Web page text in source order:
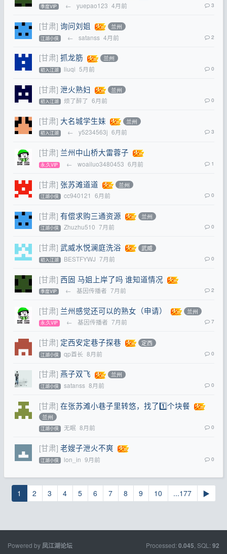
季度VIP ← yuepao123 4月前 3
[甘肃] 询问刘姐 兰州
江湖小侠 ← satanss 4月前 2
[甘肃] 抓龙筋 兰州
初入江湖 liuqi 5月前 0
[甘肃] 泄火熟妇 兰州
初入江湖 烦了醉了 6月前 0
[甘肃] 大名城学生妹 兰州
初入江湖 ← y5234563j 6月前 3
[甘肃] 兰州中山桥大雷蓉子
永,久VIP ← woailuo3480453 6月前 1
[甘肃] 张苏滩道道 兰州
江湖小侠 cc940121 6月前 0
[甘肃] 有偿求购三通资源 兰州
江湖小侠 Zhuzhu510 7月前 0
[甘肃] 武威水悦澜庭洗浴 武威
初入江湖 BESTFYWJ 7月前 0
[甘肃] 西固 马姐上岸了吗 谁知道情况
季度VIP ← 基因传播者 7月前 2
[甘肃] 兰州感觉还可以的熟女（申请） 兰州
永,久VIP ← 基因传播者 7月前 7
[甘肃] 定西安定巷子探巷 定西
江湖小侠 qp酋长 8月前 0
[甘肃] 燕子双飞 兰州
江湖小侠 satanss 8月前 0
[甘肃] 在张苏滩小巷子里转悠，找了1️⃣个块餐
兰州
江湖小侠 无眠 8月前 0
[甘肃] 老嫂子泄火不爽
江湖小侠 lon_in 9月前 0
1 2 3 4 5 6 7 8 9 10 ...177 ▶
Powered by 凤江湖论坛 Processed: 0.045 , SQL: 92